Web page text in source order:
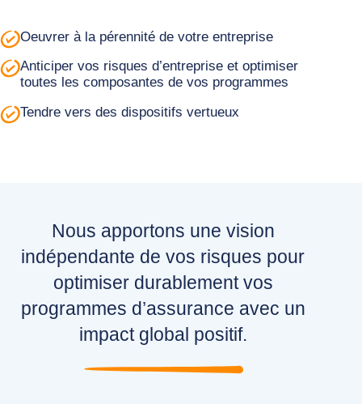
Oeuvrer à la pérennité de votre entreprise
Anticiper vos risques d’entreprise et optimiser
toutes les composantes de vos programmes
Tendre vers des dispositifs vertueux
Nous apportons une vision
indépendante de vos risques pour
optimiser durablement vos
programmes d’assurance avec un
impact global positif.